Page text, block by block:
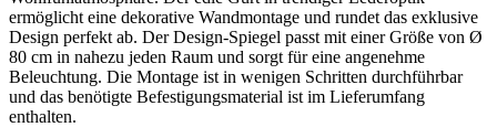
ermöglicht eine dekorative Wandmontage und rundet das exklusive
Design perfekt ab. Der Design-Spiegel passt mit einer Größe von Ø
80 cm in nahezu jeden Raum und sorgt für eine angenehme
Beleuchtung. Die Montage ist in wenigen Schritten durchführbar
und das benötigte Befestigungsmaterial ist im Lieferumfang
enthalten.